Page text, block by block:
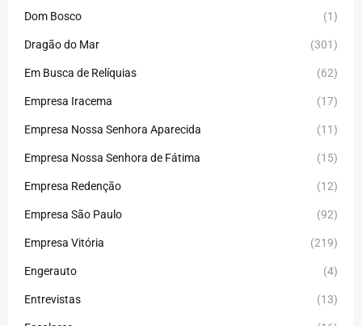
Dom Bosco (1)
Dragão do Mar (301)
Em Busca de Relíquias (62)
Empresa Iracema (17)
Empresa Nossa Senhora Aparecida (11)
Empresa Nossa Senhora de Fátima (15)
Empresa Redenção (12)
Empresa São Paulo (92)
Empresa Vitória (219)
Engerauto (4)
Entrevistas (13)